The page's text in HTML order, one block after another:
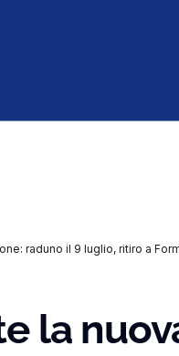
raduno il 9 luglio, ritiro a
la